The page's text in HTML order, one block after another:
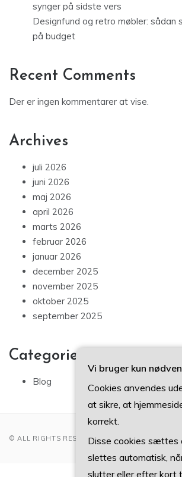
synger på sidste vers
Designfund og retro møbler: sådan
på budget
Recent Comments
Der er ingen kommentarer at vise.
Archives
juli 2026
juni 2026
maj 2026
april 2026
marts 2026
februar 2026
januar 2026
december 2025
november 2025
oktober 2025
september 2025
Categories
Blog
© ALL RIGHTS RESERVED 2022
Vi bruger kun
Cookies anvendes
at sikre, at
korrekt.
Disse cookies sættes
slettes automatisk,
slutter eller efter kort